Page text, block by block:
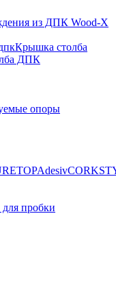
из ДПК Wood-X
Крышка столба
ДПК
опоры
Adesiv
пробки